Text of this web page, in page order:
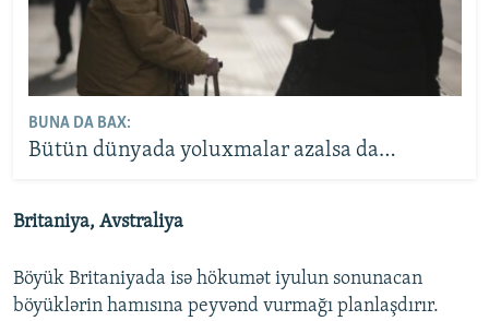
BUNA DA BAX:
Bütün dünyada yoluxmalar azalsa da…
Britaniya, Avstraliya
Böyük Britaniyada isə hökumət iyulun sonunacan
böyüklərin hamısına peyvənd vurmağı planlaşdırır.